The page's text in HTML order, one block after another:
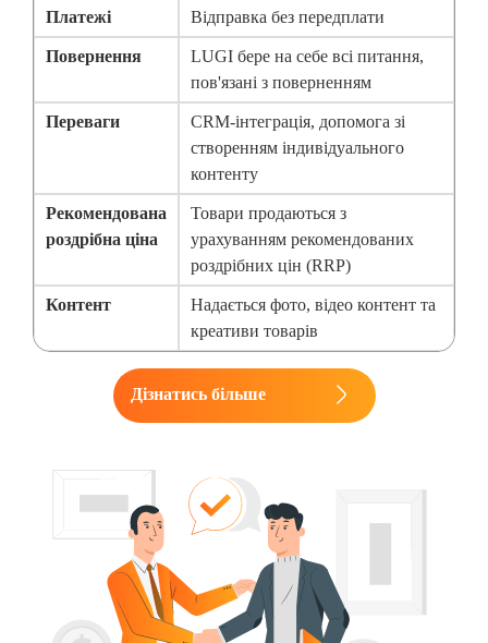
Платежі Відправка без передплати
Повернення
LUGI бере на себе всі питання,
пов'язані з поверненням
Переваги
CRM-інтеграція, допомога зі
створенням індивідуального
контенту
Рекомендована
роздрібна ціна
Товари продаються з
урахуванням рекомендованих
роздрібних цін (RRP)
Контент
Надається фото, відео контент та
креативи товарів
Дізнатись більше